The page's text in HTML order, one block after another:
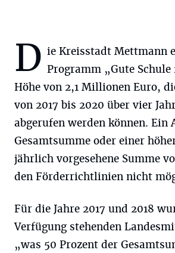
D ie Kreisstadt Mettmann
Programm „Gute
Höhe von 2,1 Millionen Euro,
von 2017 bis 2020 über vier
abgerufen werden können. Ein
Gesamtsumme oder einer
jährlich vorgesehene Summe
den Förderrichtlinien nicht
Für die Jahre 2017 und 2018
Verfügung stehenden
„was 50 Prozent der